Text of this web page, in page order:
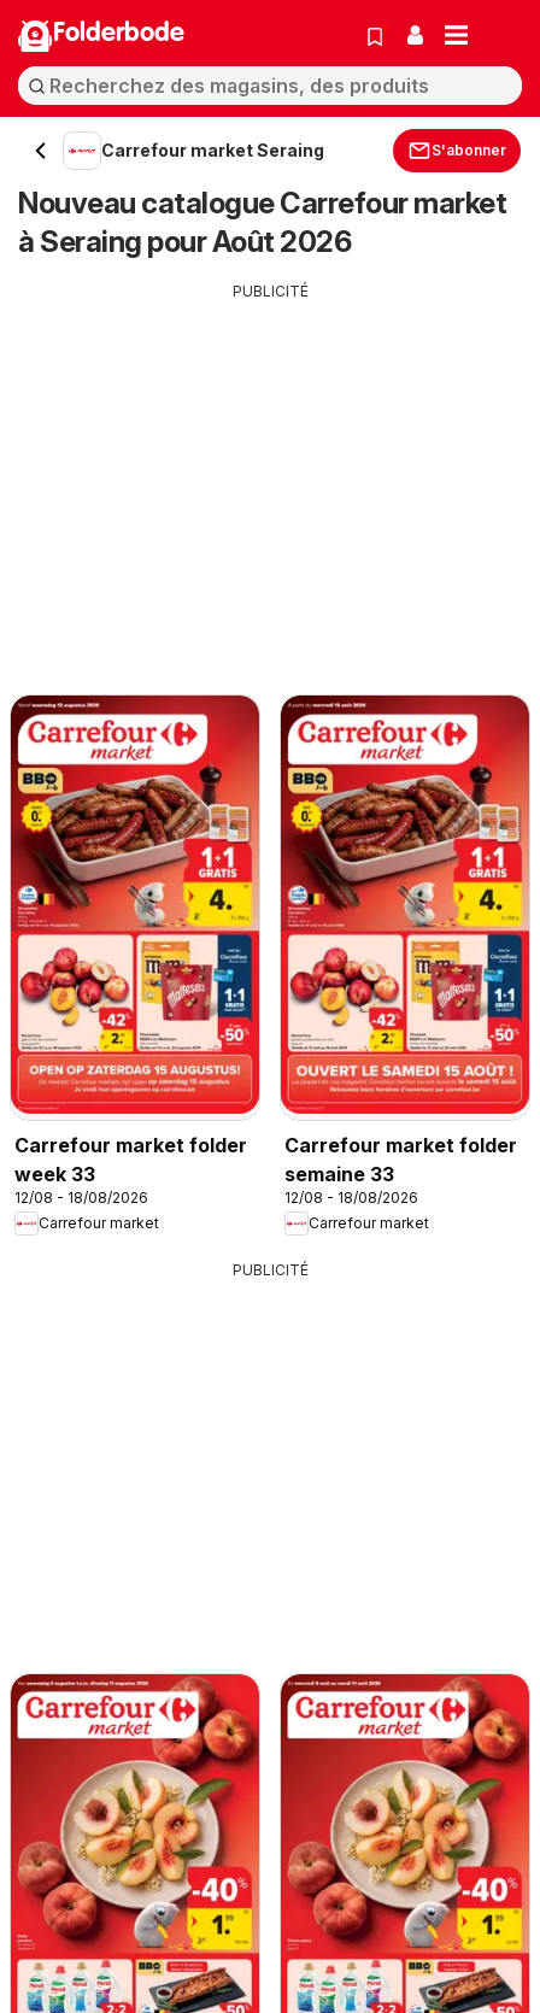
Folderbode
Carrefour market Seraing S'abonner
Nouveau catalogue Carrefour market
à Seraing pour Août 2026
PUBLICITÉ
Carrefour market folder
week 33
12/08 - 18/08/2026
Carrefour market
Carrefour market folder
semaine 33
12/08 - 18/08/2026
Carrefour market
PUBLICITÉ